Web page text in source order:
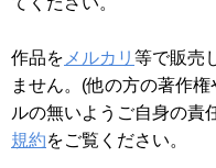
作品を メルカリ 等で販売
ません。(他の方の著作
ルの無いようご自身の責
規約をご覧ください。